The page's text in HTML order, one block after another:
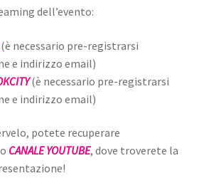
dell’evento:
necessario pre-registrarsi
e indirizzo email)
(è necessario pre-registrarsi
e indirizzo email)
potete recuperare
CANALE YOUTUBE, dove troverete la